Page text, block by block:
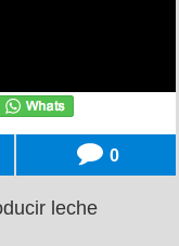
0
leche